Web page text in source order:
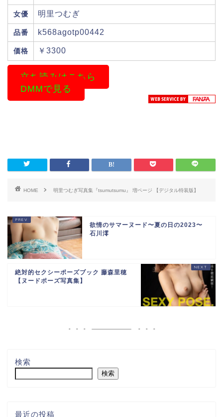
女優 明里つむぎ
品番 k568agotp00442
価格 ￥3300
立ち読みはこちら
DMMで見る
HOME 明里つむぎ写真集『tsumutsumu』 増ページ 【デジタル特装版】
欲情のサマーヌード〜夏の日の2023〜
石川澪
絶対的セクシーポーズブック 藤森里穂
【ヌードポーズ写真集】
検索
検索
最近の投稿